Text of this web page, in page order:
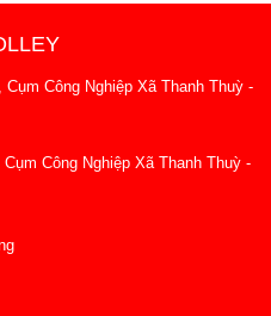
Công Nghiệp Xã Thanh Thuỳ -
Công Nghiệp Xã Thanh Thuỳ -